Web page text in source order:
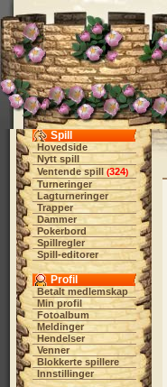
Spill
Hovedside
Nytt spill
Ventende spill (324)
Turneringer
Lagturneringer
Trapper
Dammer
Pokerbord
Spillregler
Spill-editorer
Profil
Betalt medlemskap
Min profil
Fotoalbum
Meldinger
Hendelser
Venner
Blokkerte spillere
Innstillinger